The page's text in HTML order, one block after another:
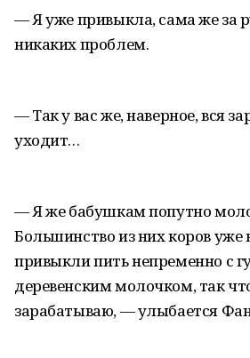
— Я уже привыкла, сама же за
никаких проблем.
— Так у вас же, наверное, вся
уходит…
— Я же бабушкам попутно
Большинство из них коров уже
привыкли пить непременно с
деревенским молочком, так
зарабатываю, — улыбается